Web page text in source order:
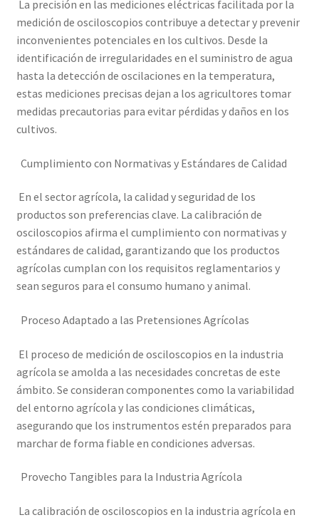
La precisión en las mediciones eléctricas facilitada por la
medición de osciloscopios contribuye a detectar y prevenir
inconvenientes potenciales en los cultivos. Desde la
identificación de irregularidades en el suministro de agua
hasta la detección de oscilaciones en la temperatura,
estas mediciones precisas dejan a los agricultores tomar
medidas precautorias para evitar pérdidas y daños en los
cultivos.
Cumplimiento con Normativas y Estándares de Calidad
En el sector agrícola, la calidad y seguridad de los
productos son preferencias clave. La calibración de
osciloscopios afirma el cumplimiento con normativas y
estándares de calidad, garantizando que los productos
agrícolas cumplan con los requisitos reglamentarios y
sean seguros para el consumo humano y animal.
Proceso Adaptado a las Pretensiones Agrícolas
El proceso de medición de osciloscopios en la industria
agrícola se amolda a las necesidades concretas de este
ámbito. Se consideran componentes como la variabilidad
del entorno agrícola y las condiciones climáticas,
asegurando que los instrumentos estén preparados para
marchar de forma fiable en condiciones adversas.
Provecho Tangibles para la Industria Agrícola
La calibración de osciloscopios en la industria agrícola en